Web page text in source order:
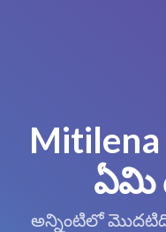
ఏమి
అన్నింటిలో